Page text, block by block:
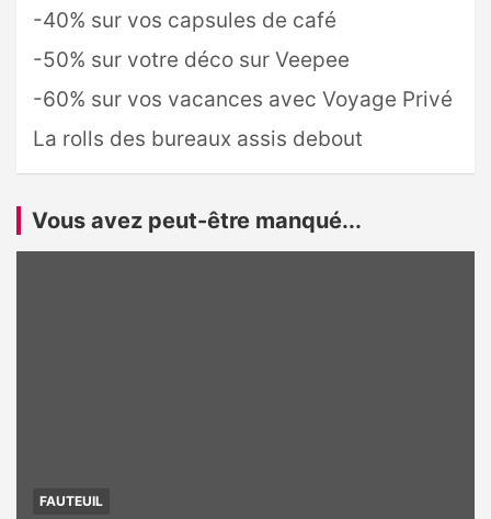
-40% sur vos capsules de café
-50% sur votre déco sur Veepee
-60% sur vos vacances avec Voyage Privé
La rolls des bureaux assis debout
Vous avez peut-être manqué...
FAUTEUIL